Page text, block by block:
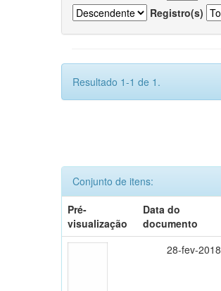
Registro(s)
Resultado 1-1 de 1.
Conjunto de itens:
Pré-
visualização
Data do
documento
28-fev-2018